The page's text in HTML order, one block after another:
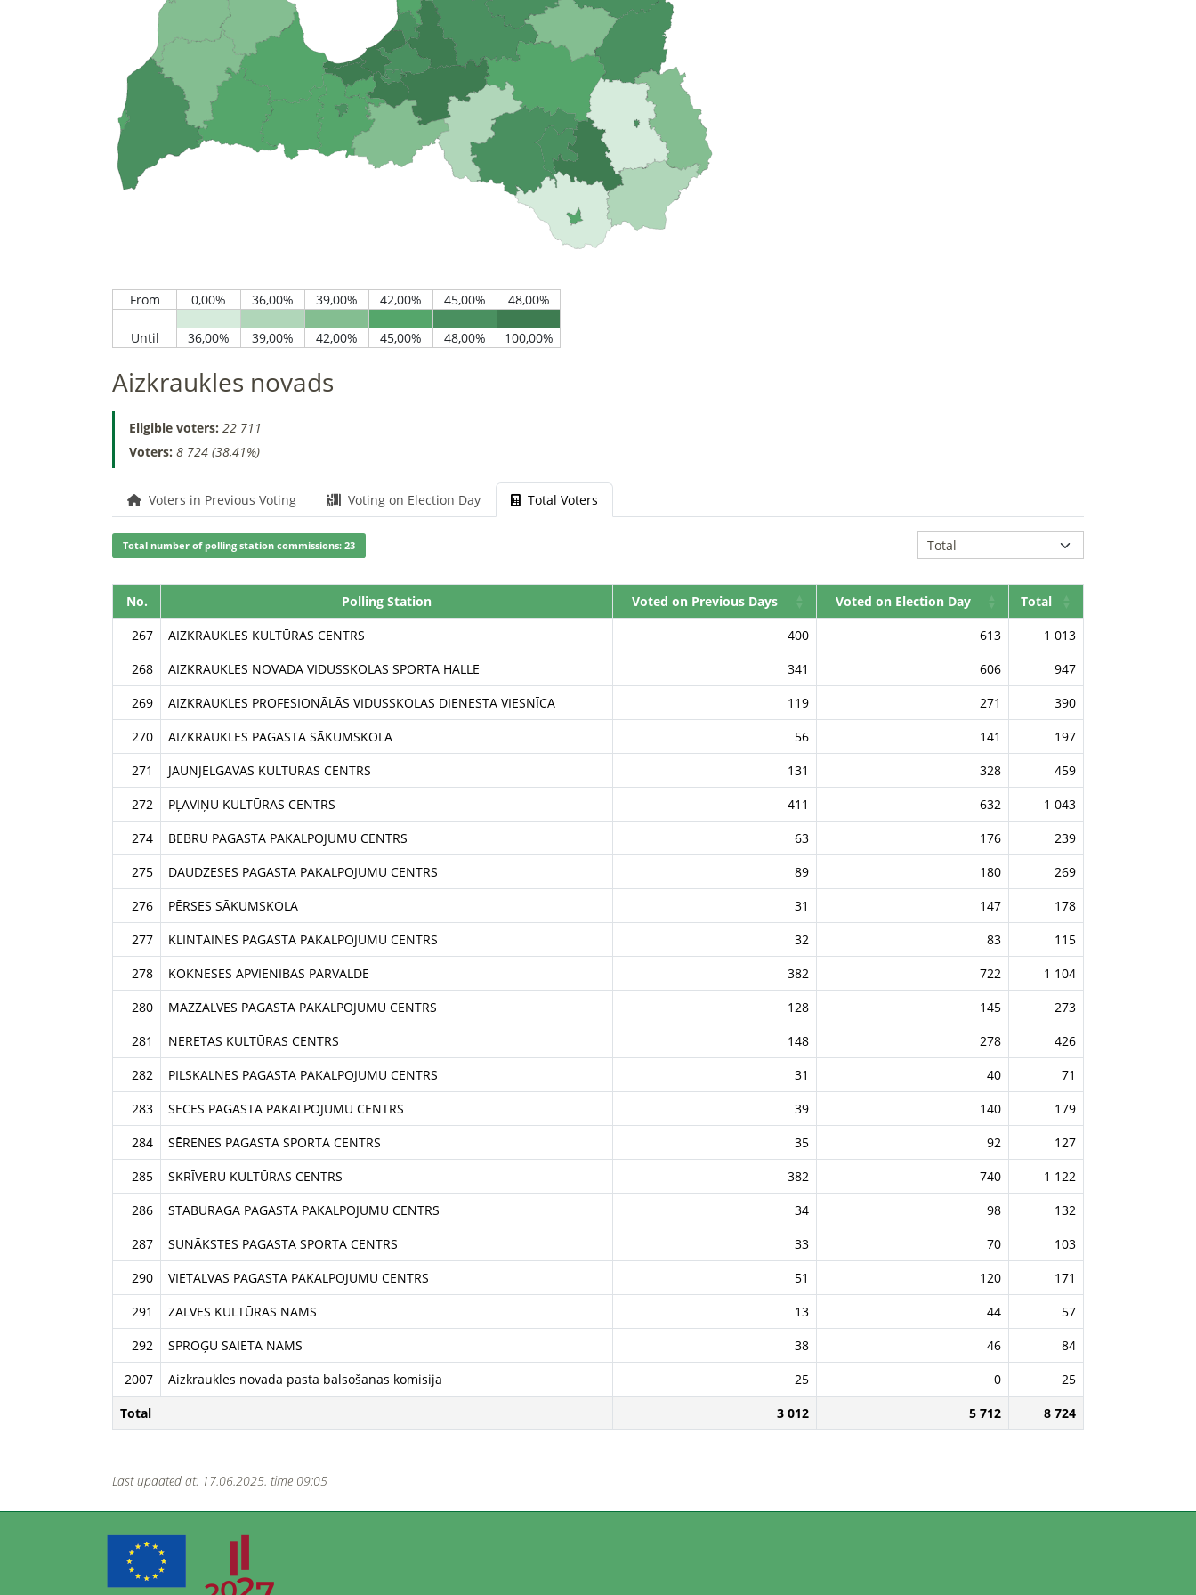
Aizkraukles novads
Eligible voters: 22 711
Voters: 8 724 (38,41%)
Voters in Previous Voting Voting on Election Day Total Voters
Total number of polling station commissions: 23
No. Polling Station Voted on Previous Days Voted on Election Day
Total
267
AIZKRAUKLES KULTŪRAS CENTRS 400 613
1 013
268
AIZKRAUKLES NOVADA VIDUSSKOLAS SPORTA HALLE 341 606
947
269
AIZKRAUKLES PROFESIONĀLĀS VIDUSSKOLAS DIENESTA VIESNĪCA 119 271
390
270
AIZKRAUKLES PAGASTA SĀKUMSKOLA 56 141
197
271
JAUNJELGAVAS KULTŪRAS CENTRS 131 328
459
272
PĻAVIŅU KULTŪRAS CENTRS 411 632
1 043
274
BEBRU PAGASTA PAKALPOJUMU CENTRS 63 176
239
275
DAUDZESES PAGASTA PAKALPOJUMU CENTRS 89 180
269
276
PĒRSES SĀKUMSKOLA 31 147
178
277
KLINTAINES PAGASTA PAKALPOJUMU CENTRS 32 83
115
278
KOKNESES APVIENĪBAS PĀRVALDE 382 722
1 104
280
MAZZALVES PAGASTA PAKALPOJUMU CENTRS 128 145
273
281
NERETAS KULTŪRAS CENTRS 148 278
426
282
PILSKALNES PAGASTA PAKALPOJUMU CENTRS 31 40
71
283
SECES PAGASTA PAKALPOJUMU CENTRS 39 140
179
284
SĒRENES PAGASTA SPORTA CENTRS 35 92
127
285
SKRĪVERU KULTŪRAS CENTRS 382 740
1 122
286
STABURAGA PAGASTA PAKALPOJUMU CENTRS 34 98
132
287
SUNĀKSTES PAGASTA SPORTA CENTRS 33 70
103
290
VIETALVAS PAGASTA PAKALPOJUMU CENTRS 51 120
171
291
ZALVES KULTŪRAS NAMS 13 44
57
292
SPROĢU SAIETA NAMS 38 46
84
2007
Aizkraukles novada pasta balsošanas komisija 25 0
25
Total
3 012 5 712 8 724
Last updated at: 17.06.2025. time 09:05